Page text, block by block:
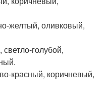
желтый, оливковый,
голубой,
красный, коричневый,